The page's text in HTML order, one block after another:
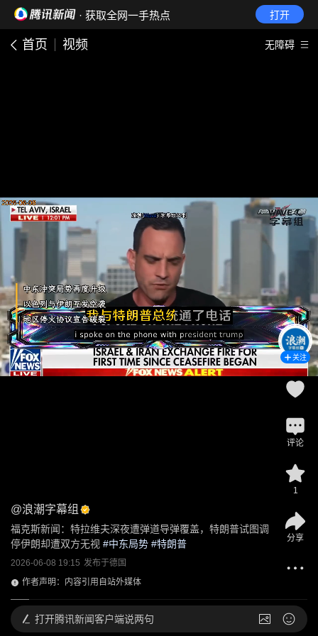
· 获取全网一手热点 打开
首页 视频 无障碍
@浪潮字幕组
福克斯新闻：特拉维夫深夜遭弹道导弹覆盖，特朗普试图调
停伊朗却遭双方无视 #中东局势 #特朗普
2026-06-08 19:15 发布于德国
作者声明：内容引用自站外媒体
关注
评论
1
分享
打开腾讯新闻客户端说两句